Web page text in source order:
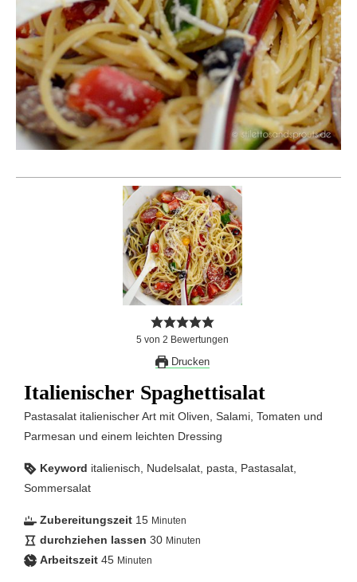
5 von 2 Bewertungen
Drucken
Italienischer Spaghettisalat
Pastasalat italienischer Art mit Oliven, Salami, Tomaten und
Parmesan und einem leichten Dressing
Keyword italienisch, Nudelsalat, pasta, Pastasalat,
Sommersalat
Zubereitungszeit 15 Minuten
durchziehen lassen 30 Minuten
Arbeitszeit 45 Minuten